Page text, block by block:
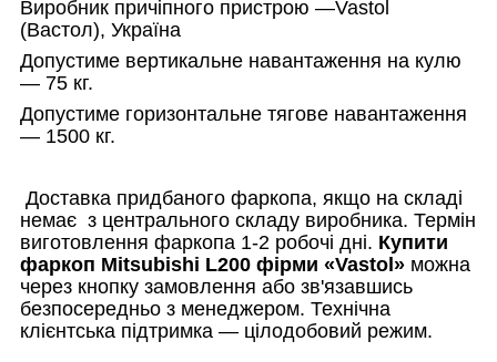
Виробник причіпного пристрою —Vastol
(Вастол), Україна
Допустиме вертикальне навантаження на кулю
— 75 кг.
Допустиме горизонтальне тягове навантаження
— 1500 кг.
Доставка придбаного фаркопа, якщо на складі
немає з центрального складу виробника. Термін
виготовлення фаркопа 1-2 робочі дні. Купити
фаркоп Mitsubishi L200 фірми «Vastol» можна
через кнопку замовлення або зв'язавшись
безпосередньо з менеджером. Технічна
клієнтська підтримка — цілодобовий режим.